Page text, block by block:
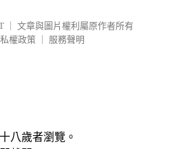
文章與圖片權利屬原作者所有
權政策
服務聲明
八歲者瀏覽。